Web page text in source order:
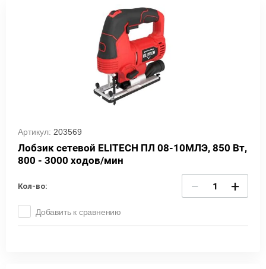
Артикул: 203569
Лобзик сетевой ELITECH ПЛ 08-10МЛЭ, 850 Вт,
800 - 3000 ходов/мин
Кол-во: − +
Добавить к сравнению